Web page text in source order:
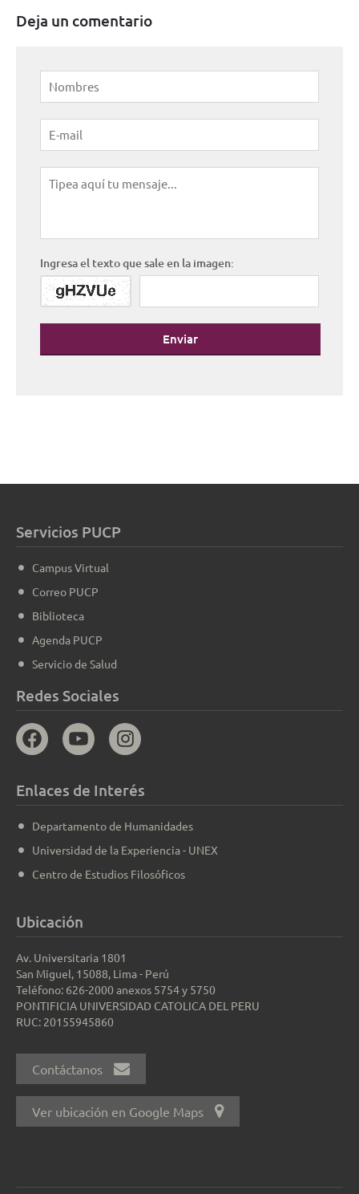
Deja un comentario
Ingresa el texto que sale en la imagen:
Enviar
Servicios PUCP
Campus Virtual
Correo PUCP
Biblioteca
Agenda PUCP
Servicio de Salud
Redes Sociales
Enlaces de Interés
Departamento de Humanidades
Universidad de la Experiencia - UNEX
Centro de Estudios Filosóficos
Ubicación
Av. Universitaria 1801
San Miguel, 15088, Lima - Perú
Teléfono: 626-2000 anexos 5754 y 5750
PONTIFICIA UNIVERSIDAD CATOLICA DEL PERU
RUC: 20155945860
Contáctanos
Ver ubicación en Google Maps